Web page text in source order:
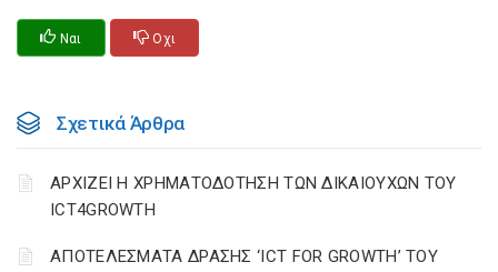
Ναι Οχι
Σχετικά Άρθρα
ΑΡΧΙΖΕΙ Η ΧΡΗΜΑΤΟΔΟΤΗΣΗ ΤΩΝ ΔΙΚΑΙΟΥΧΩΝ ΤΟΥ
ICT4GROWTH
ΑΠΟΤΕΛΕΣΜΑΤΑ ΔΡΑΣΗΣ ‘ICT FOR GROWTH’ ΤΟΥ